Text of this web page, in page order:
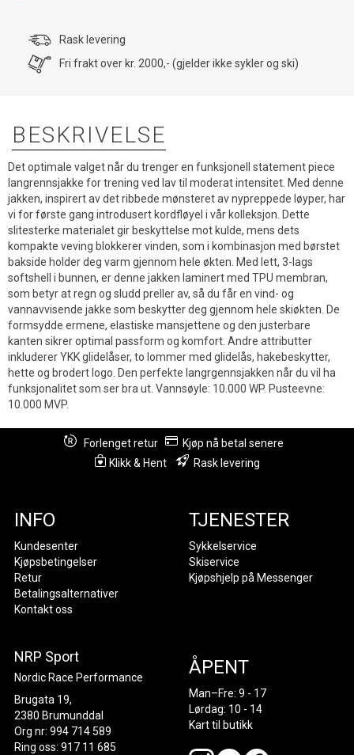
Rask levering
Fri frakt over kr. 2000,- (gjelder ikke sykler og ski)
BESKRIVELSE
Det optimale valget når du trenger en funksjonell statement piece
langrennsjakke for trening ved lav til moderat intensitet. Med denne
jakken, inspirert av det ribbede mønsteret av nypreppede løyper, har
vi for første gang introdusert kordfløyel i vår kolleksjon. Dette
slitesterke materialet gir beskyttelse mot kulde, mens dets
kompakte veving blokkerer vinden, som i kombinasjon med børstet
bakside holder deg varm gjennom hele økten. Med lett, 3-lags
softshell i bunnen, er denne jakken laminert med TPU membran,
som betyr at regn og sludd preller av, så du får en vind- og
vannavvisende jakke som beskytter deg gjennom hele skiøkten. De
formsydde ermene, elastiske mansjettene og den justerbare
kanten sikrer optimal passform og komfort. Andre attributter
inkluderer YKK glidelåser, to lommer med glidelås, hakebeskytter,
hette og brodert logo. Den perfekte langrgennsjakken når du vil ha
funksjonalitet som ser bra ut. Vannsøyle: 10.000 WP. Pusteevne:
10.000 MVP.
Forlenget retur
Kjøp nå betal senere
Klikk & Hent
Rask levering
INFO
Kundesenter
Kjøpsbetingelser
Retur
Betalingsalternativer
Kontakt oss
TJENESTER
Sykkelservice
Skiservice
Kjøpshjelp på Messenger
NRP Sport
Nordic Race Performance
Brugata 19,
2380 Brumunddal
Org nr: 994 714 589
Ring oss: 917 11 685
ÅPENT
Man–Fre: 9 - 17
Lørdag: 10 - 14
Kart til butikk